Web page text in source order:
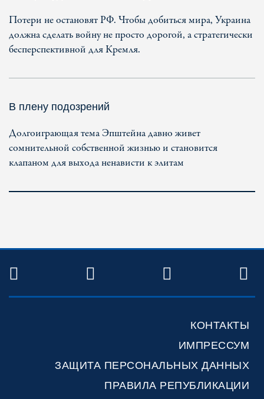
Потери не остановят РФ. Чтобы добиться мира, Украина
должна сделать войну не просто дорогой, а стратегически
бесперспективной для Кремля.
В плену подозрений
Долгоиграющая тема Эпштейна давно живет
сомнительной собственной жизнью и становится
клапаном для выхода ненависти к элитам
TWITTER FACEBOOKYOUTUBE
КОНТАКТЫ
ИМПРЕССУМ
ЗАЩИТА ПЕРСОНАЛЬНЫХ ДАННЫХ
ПРАВИЛА РЕПУБЛИКАЦИИ